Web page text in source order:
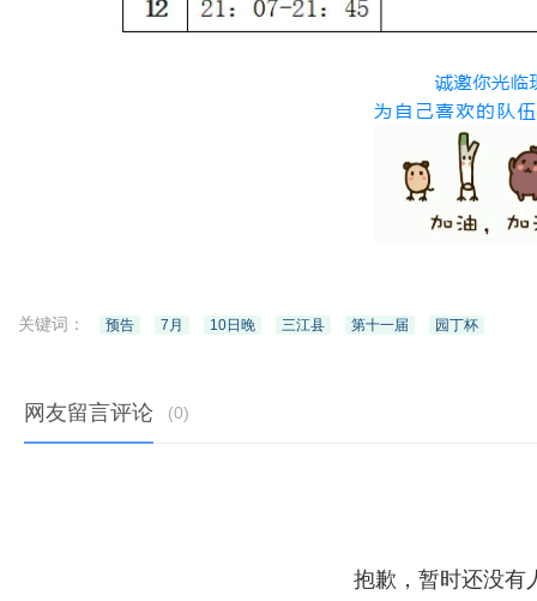
关键词： 预告 7月 10日晚 三江县 第十一届 园丁杯
网友留言评论 (0)
抱歉，暂时还没有